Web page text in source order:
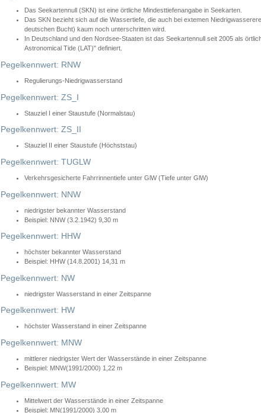
Das Seekartennull (SKN) ist eine örtliche Mindesttiefenangabe in Seekarten.
Das SKN bezieht sich auf die Wassertiefe, die auch bei extemen
deutschen Bucht) kaum noch unterschritten wird.
In Deutschland und den Nordsee-Staaten ist das Seekartennull seit 2005 als
Astronomical Tide (LAT)" definiert.
Pegelkennwert: RNW
Regulierungs-Niedrigwasserstand
Pegelkennwert: ZS_I
Stauziel I einer Staustufe (Normalstau)
Pegelkennwert: ZS_II
Stauziel II einer Staustufe (Höchststau)
Pegelkennwert: TUGLW
Verkehrsgesicherte Fahrrinnentiefe unter GlW (Tiefe unter GlW)
Pegelkennwert: NNW
niedrigster bekannter Wasserstand
Beispiel: NNW (3.2.1942) 9,30 m
Pegelkennwert: HHW
höchster bekannter Wasserstand
Beispiel: HHW (14.8.2001) 14,31 m
Pegelkennwert: NW
niedrigster Wasserstand in einer Zeitspanne
Pegelkennwert: HW
höchster Wasserstand in einer Zeitspanne
Pegelkennwert: MNW
mittlerer niedrigster Wert der Wasserstände in einer Zeitspanne
Beispiel: MNW(1991/2000) 1,22 m
Pegelkennwert: MW
Mittelwert der Wasserstände in einer Zeitspanne
Beispiel: MN(1991/2000) 3,00 m